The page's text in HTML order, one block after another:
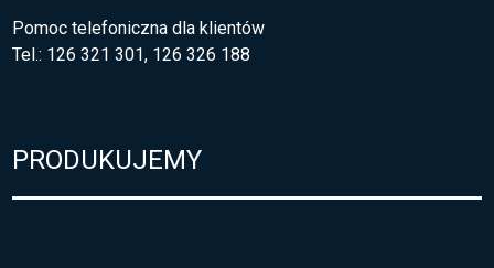
Pomoc telefoniczna dla klientów
Tel.: 126 321 301, 126 326 188
PRODUKUJEMY